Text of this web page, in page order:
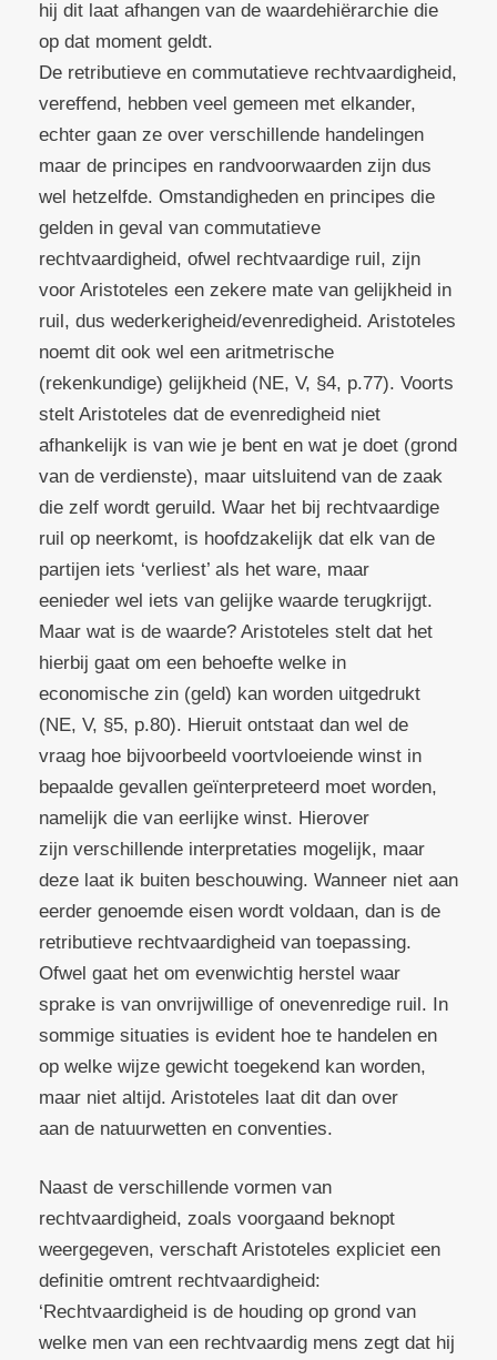
hij dit laat afhangen van de waardehiërarchie die
op dat moment geldt.
De retributieve en commutatieve rechtvaardigheid,
vereffend, hebben veel gemeen met elkander,
echter gaan ze over verschillende handelingen
maar de principes en randvoorwaarden zijn dus
wel hetzelfde. Omstandigheden en principes die
gelden in geval van commutatieve
rechtvaardigheid, ofwel rechtvaardige ruil, zijn
voor Aristoteles een zekere mate van gelijkheid in
ruil, dus wederkerigheid/evenredigheid. Aristoteles
noemt dit ook wel een aritmetrische
(rekenkundige) gelijkheid (NE, V, §4, p.77). Voorts
stelt Aristoteles dat de evenredigheid niet
afhankelijk is van wie je bent en wat je doet (grond
van de verdienste), maar uitsluitend van de zaak
die zelf wordt geruild. Waar het bij rechtvaardige
ruil op neerkomt, is hoofdzakelijk dat elk van de
partijen iets ‘verliest’ als het ware, maar
eenieder wel iets van gelijke waarde terugkrijgt.
Maar wat is de waarde? Aristoteles stelt dat het
hierbij gaat om een behoefte welke in
economische zin (geld) kan worden uitgedrukt
(NE, V, §5, p.80). Hieruit ontstaat dan wel de
vraag hoe bijvoorbeeld voortvloeiende winst in
bepaalde gevallen geïnterpreteerd moet worden,
namelijk die van eerlijke winst. Hierover
zijn verschillende interpretaties mogelijk, maar
deze laat ik buiten beschouwing. Wanneer niet aan
eerder genoemde eisen wordt voldaan, dan is de
retributieve rechtvaardigheid van toepassing.
Ofwel gaat het om evenwichtig herstel waar
sprake is van onvrijwillige of onevenredige ruil. In
sommige situaties is evident hoe te handelen en
op welke wijze gewicht toegekend kan worden,
maar niet altijd. Aristoteles laat dit dan over
aan de natuurwetten en conventies.
Naast de verschillende vormen van
rechtvaardigheid, zoals voorgaand beknopt
weergegeven, verschaft Aristoteles expliciet een
definitie omtrent rechtvaardigheid:
‘Rechtvaardigheid is de houding op grond van
welke men van een rechtvaardig mens zegt dat hij